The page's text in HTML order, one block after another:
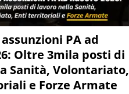
PA ad
Oltre 3mila posti di
Sanità, Volontariato,
e Forze Armate